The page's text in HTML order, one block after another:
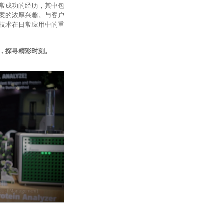
成功的经历，其中包
的浓厚兴趣。与客户
术在日常应用中的重
寻精彩时刻。